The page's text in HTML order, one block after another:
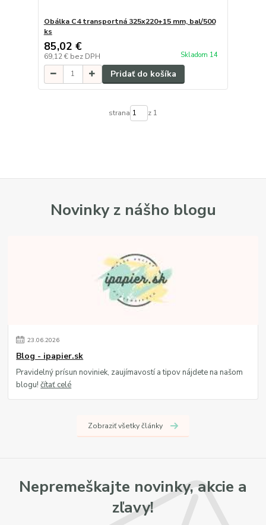
Obálka C4 transportná 325x220+15 mm, bal/500
ks
85,02 €
69,12 € bez DPH Skladom 14
Pridať do košíka
strana z 1
Novinky z nášho blogu
23.06.2026
Blog - ipapier.sk
Pravidelný prísun noviniek, zaujímavostí a tipov nájdete na našom
blogu!čítať celé
Zobraziť všetky články
Nepremeškajte novinky, akcie a
zľavy!